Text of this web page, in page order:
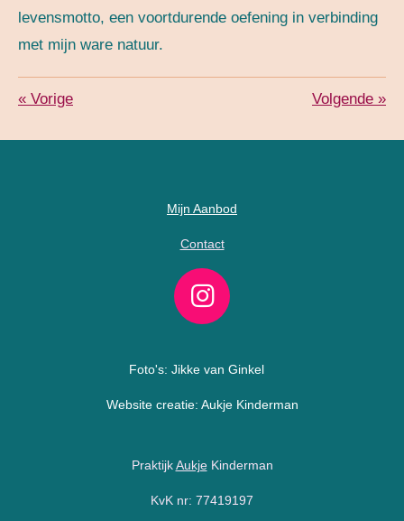
levensmotto, een voortdurende oefening in verbinding
met mijn ware natuur.
« Vorige Volgende »
Mijn Aanbod
Contact
I
s
a
r
a
Foto's: Jikke van Ginkel
Website creatie: Aukje Kinderman
PraktijkAukjeKinderman
KvK nr: 77419197